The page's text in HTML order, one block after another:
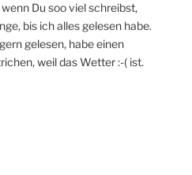
Du soo viel schreibst,
bis ich alles gelesen habe.
gelesen, habe einen
weil das Wetter :-( ist.